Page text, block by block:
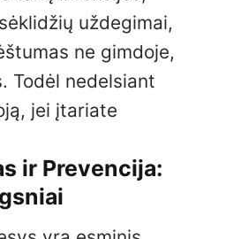
uždegimai,
ne gimdoje,
Todėl nedelsiant
jei įtariate
ir Prevencija: